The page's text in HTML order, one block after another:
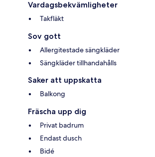
Vardagsbekvämligheter
Takfläkt
Sov gott
Allergitestade sängkläder
Sängkläder tillhandahålls
Saker att uppskatta
Balkong
Fräscha upp dig
Privat badrum
Endast dusch
Bidé